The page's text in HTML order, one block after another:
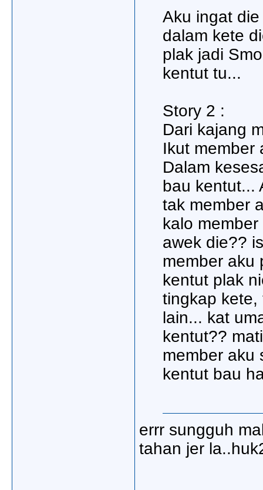
Aku ingat
dalam kete
plak jadi
kentut tu...
Story 2 :
Dari kajang
Ikut member
Dalam
bau kentut...
tak member
kalo
awek die??
member aku
kentut plak
tingkap kete,
lain... kat
kentut??
member aku
kentut bau
errr sungguh
tahan jer